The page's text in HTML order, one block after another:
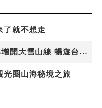
了就不想走
台灣好行／新路線！下半年增開大雪山線 暢遊台中更便利
光圈山海秘境之旅